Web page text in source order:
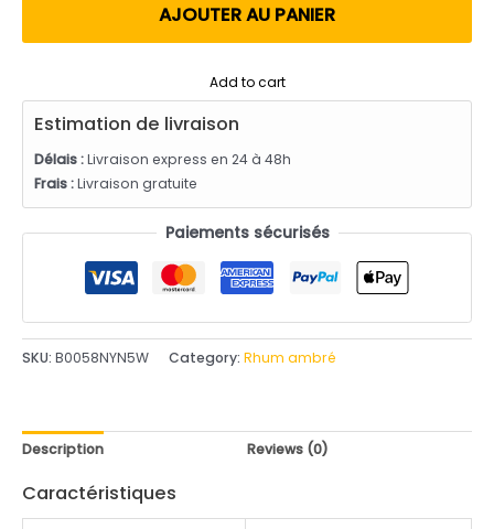
AJOUTER AU PANIER
Add to cart
Estimation de livraison
Délais :Livraison express en 24 à 48h
Frais :Livraison gratuite
Paiements sécurisés
SKU: B0058NYN5W Category: Rhum ambré
Description Reviews (0)
Caractéristiques